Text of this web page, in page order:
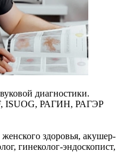
диагностики.
ISUOG, РАГИН, РАГЭР
здоровья, акушер-
гинеколог-эндоскопист,